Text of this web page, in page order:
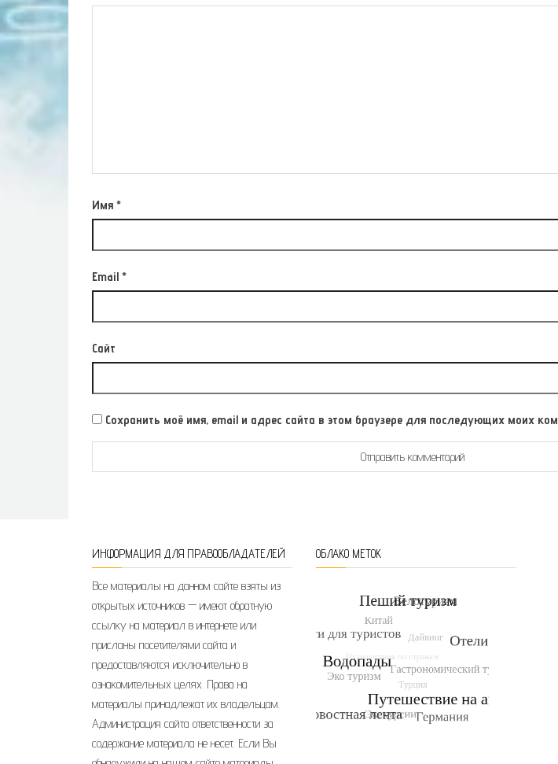
Имя *
Email *
Сайт
Сохранить моё имя, email и адрес сайта в этом браузере для последующих моих
ИНФОРМАЦИЯ ДЛЯ ПРАВООБЛАДАТЕЛЕЙ
Все материалы на данном сайте взяты из
открытых источников — имеют обратную
ссылку на материал в интернете или
присланы посетителями сайта и
предоставляются исключительно в
ознакомительных целях. Права на
материалы принадлежат их владельцам.
Администрация сайта ответственности за
содержание материала не несет. Если Вы
ОБЛАКО МЕТОК